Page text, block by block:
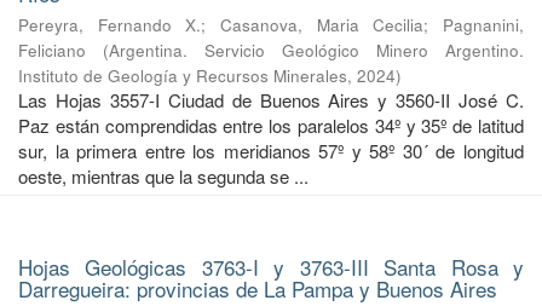
Pereyra, Fernando X.;Casanova, Maria Cecilia; Pagnanini,
Feliciano
(Argentina. Servicio Geológico Minero Argentino.
Instituto de Geología y Recursos Minerales, 2024)
Las Hojas 3557-I Ciudad de Buenos Aires y 3560-II José C.
Paz están comprendidas entre los paralelos 34º y 35º de latitud
sur, la primera entre los meridianos 57º y 58º 30´ de longitud
oeste, mientras que la segunda se ...
Hojas Geológicas 3763-I y 3763-III Santa Rosa y
Darregueira: provincias de La Pampa y Buenos Aires